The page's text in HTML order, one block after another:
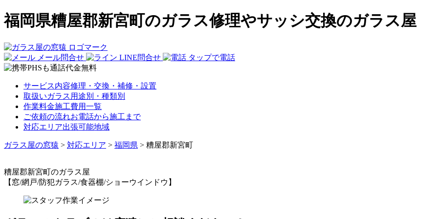
福岡県糟屋郡新宮町のガラス修理やサッシ交換のガラス屋
メール問合せ LINE問合せ タップで電話
サービス内容修理・交換・補修・設置
取扱いガラス 用途別・種類別
作業料金施工費用一覧
ご依頼の流れお電話から施工まで
対応エリア出張可能地域
ガラス屋の窓猿 > 対応エリア > 福岡県 > 糟屋郡新宮町
糟屋郡新宮町のガラス屋
【窓/網戸/防犯ガラス/食器棚/ショーウインドウ】